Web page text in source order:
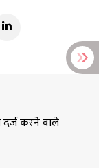
दर्ज करने वाले